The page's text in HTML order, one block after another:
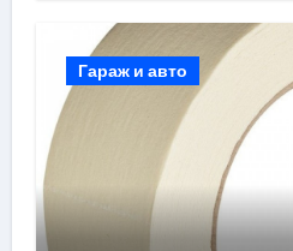
Гараж и авто